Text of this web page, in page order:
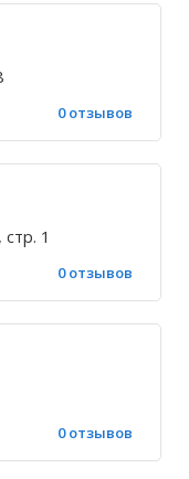
0 отзывов
1
0 отзывов
0 отзывов